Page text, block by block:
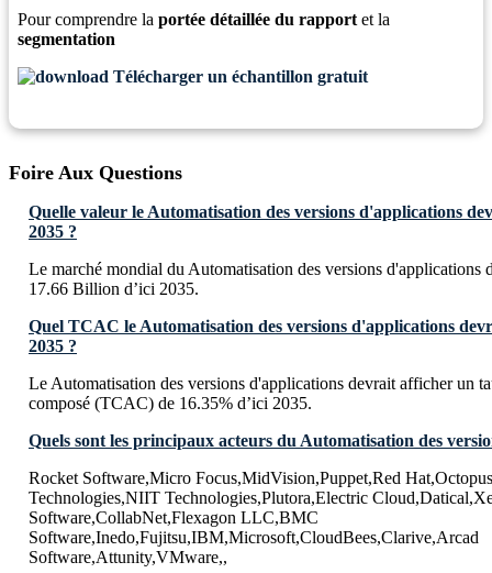
Pour comprendre la portée détaillée du rapport et la
segmentation
Télécharger un échantillon gratuit
Foire Aux Questions
Quelle valeur le Automatisation des versions d'applications
2035 ?
Le marché mondial du Automatisation des versions d'applications
17.66 Billion d’ici 2035.
Quel TCAC le Automatisation des versions d'applications
2035 ?
Le Automatisation des versions d'applications devrait afficher un
composé (TCAC) de 16.35% d’ici 2035.
Quels sont les principaux acteurs du Automatisation des
Rocket Software,Micro Focus,MidVision,Puppet,Red
Technologies,NIIT Technologies,Plutora,Electric
Software,CollabNet,Flexagon LLC,BMC
Software,Inedo,Fujitsu,IBM,Microsoft,CloudBees,Clarive,Arcad
Software,Attunity,VMware,,